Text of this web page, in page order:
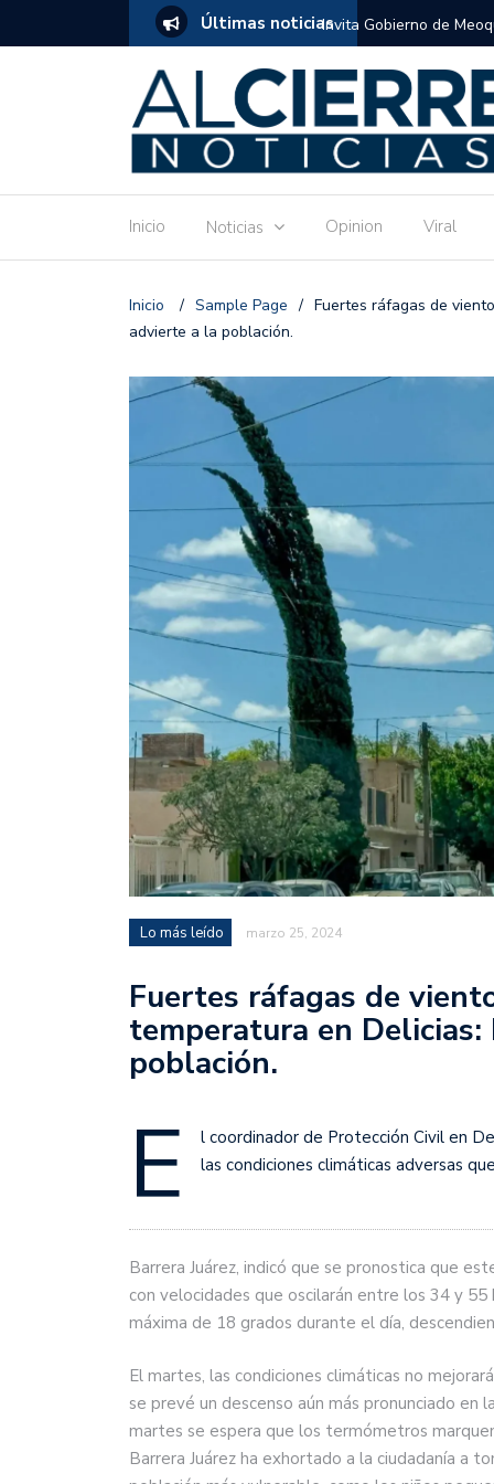
Últimas noticias
de estimulación temprana para mamás
Invitan a disfrutar las
Ronquillo este jueves.
Inicio Noticias Opinion Viral
Inicio / Sample Page / Fuertes ráfagas de
advierte a la población.
Lo más leído marzo 25, 2024
Fuertes ráfagas de
temperatura en
población.
E
l coordinador de Protección Civil en
las condiciones climáticas adversas
Barrera Juárez, indicó que se pronostica que
con velocidades que oscilarán entre los 34 y
máxima de 18 grados durante el día,
El martes, las condiciones climáticas no
se prevé un descenso aún más pronunciado
martes se espera que los termómetros
Barrera Juárez ha exhortado a la ciudadanía a